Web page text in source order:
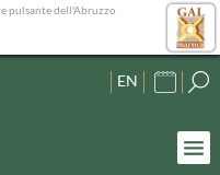
pulsante dell'Abruzzo
EN